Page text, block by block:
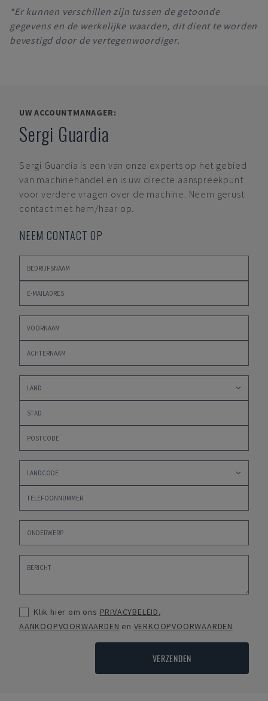
*Er kunnen verschillen zijn tussen de getoonde
gegevens en de werkelijke waarden, dit dient te worden
bevestigd door de vertegenwoordiger.
UW ACCOUNTMANAGER:
Sergi Guardia
Sergi Guardia is een van onze experts op het gebied
van machinehandel en is uw directe aanspreekpunt
voor verdere vragen over de machine. Neem gerust
contact met hem/haar op.
NEEM CONTACT OP
Klik hier om ons PRIVACYBELEID,
AANKOOPVOORWAARDEN en VERKOOPVOORWAARDEN
VERZENDEN